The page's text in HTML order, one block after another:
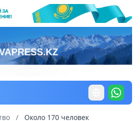
/
Около 170 человек